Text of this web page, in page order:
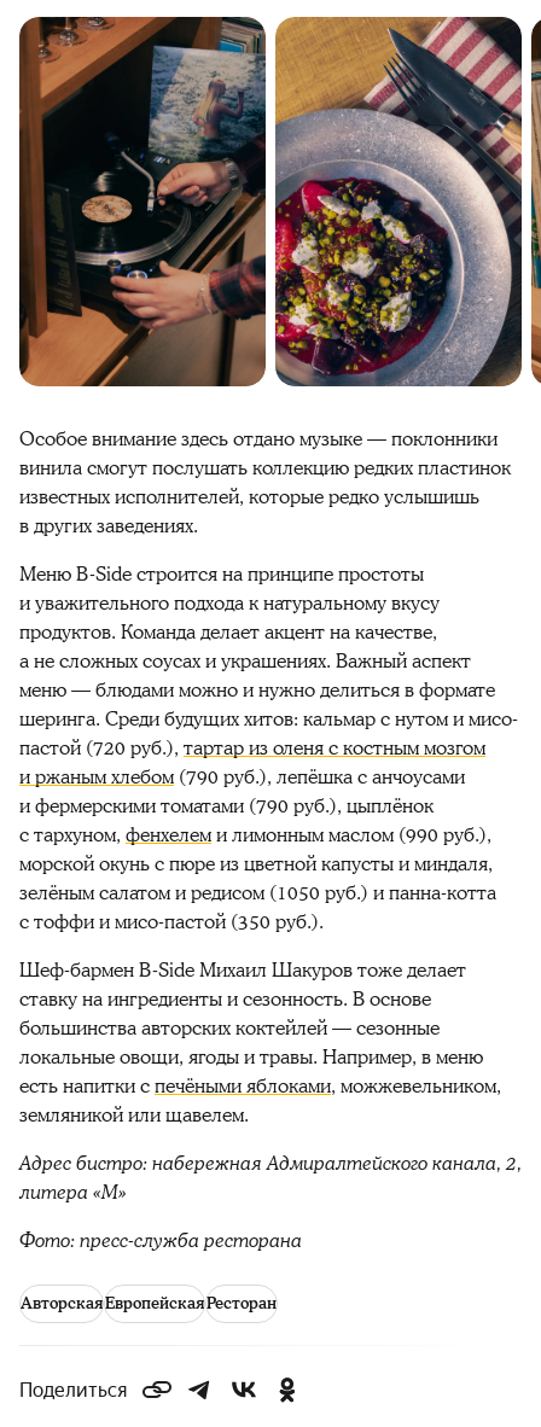
Особое внимание здесь отдано музыке — поклонники
винила смогут послушать коллекцию редких пластинок
известных исполнителей, которые редко услышишь
в других заведениях.
Меню B-Side строится на принципе простоты
и уважительного подхода к натуральному вкусу
продуктов. Команда делает акцент на качестве,
а не сложных соусах и украшениях. Важный аспект
меню — блюдами можно и нужно делиться в формате
шеринга. Среди будущих хитов: кальмар с нутом и мисо-
пастой (720 руб.), тартар из оленя с костным мозгом
и ржаным хлебом (790 руб.), лепёшка с анчоусами
и фермерскими томатами (790 руб.), цыплёнок
с тархуном, фенхелеми лимонным маслом (990 руб.),
морской окунь с пюре из цветной капусты и миндаля,
зелёным салатом и редисом (1050 руб.) и панна-котта
с тоффи и мисо-пастой (350 руб.).
Шеф-бармен B-Side Михаил Шакуров тоже делает
ставку на ингредиенты и сезонность. В основе
большинства авторских коктейлей — сезонные
локальные овощи, ягоды и травы. Например, в меню
есть напитки спечёными яблоками, можжевельником,
земляникой или щавелем.
Адрес бистро: набережная Адмиралтейского канала, 2,
литера «М»
Фото: пресс-служба ресторана
АвторскаяЕвропейскаяРесторан
Поделиться